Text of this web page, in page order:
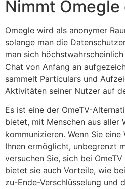
Nimmt
Omegle wird als anonymer
solange man die
man sich
Chat von Anfang an
sammelt Particulars und
Aktivitäten seiner Nutzer auf
Es ist eine der OmeTV-
bietet, mit Menschen aus aller
kommunizieren. Wenn Sie
Ihnen ermöglicht, unbegrenzt
versuchen Sie, sich bei
bietet sie auch Vorteile, wie
zu-Ende-Verschlüsselung und